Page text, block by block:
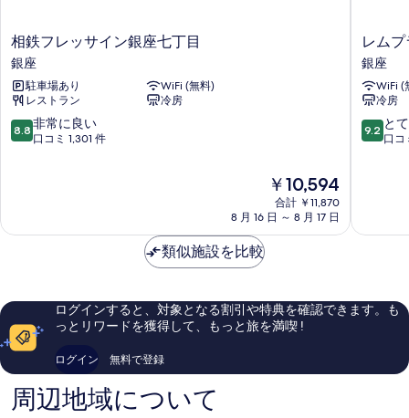
写
真
を
表
示
煙
の
す
べ
て
を
す
る
禁
煙
相
鉄
フ
レ
ッ
サ
イ
目
相鉄フレッサイン銀座七丁目
銀座
駐車場あり
WiFi (無料)
レストラン
冷房
10
段
に
コ
1,301
件
の
口
8.8 非常に良い
口コミ 1,301 件
現
在
の
￥10,594
合計 ￥11,870
8 月 16 日 ～ 8 月 17 日
レ
ム
プ
ラ
ス
銀
座
レム
銀座
WiFi (
冷房
10
段
も
し
い、
9.2 と
口コ
類似施設を比較
ログインすると、対象となる割引や特典を確認できます。も
っとリワードを獲得して、もっと旅を満喫 !
ログイン 無料で登録
周辺地域について